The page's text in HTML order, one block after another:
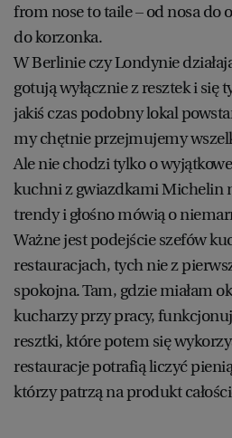
from nose to taile – od nosa do
do korzonka.
W Berlinie czy Londynie
gotują wyłącznie z resztek i się
jakiś czas podobny lokal
my chętnie przejmujemy
Ale nie chodzi tylko o
kuchni z gwiazdkami Michelin
trendy i głośno mówią o
Ważne jest podejście szefów
restauracjach, tych nie z
spokojna. Tam, gdzie miałam
kucharzy przy pracy,
resztki, które potem się
restauracje potrafią liczyć
którzy patrzą na produkt